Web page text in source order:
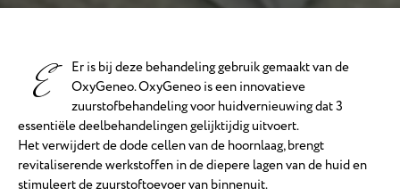
E
Er is bij deze behandeling gebruik gemaakt van de
OxyGeneo. OxyGeneo is een innovatieve
zuurstofbehandeling voor huidvernieuwing dat 3
essentiële deelbehandelingen gelijktijdig uitvoert.
Het verwijdert de dode cellen van de hoornlaag, brengt
revitaliserende werkstoffen in de diepere lagen van de huid en
stimuleert de zuurstoftoevoer van binnenuit.